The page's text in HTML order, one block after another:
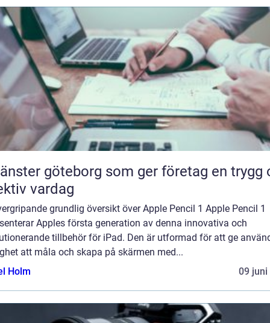
göteborg som ger företag en trygg
vardag
grundlig översikt över Apple Pencil 1 Apple Pencil 1
Apples första generation av denna innovativa och
tillbehör för iPad. Den är utformad för att ge
att måla och skapa på skärmen med...
Holm
09 juni